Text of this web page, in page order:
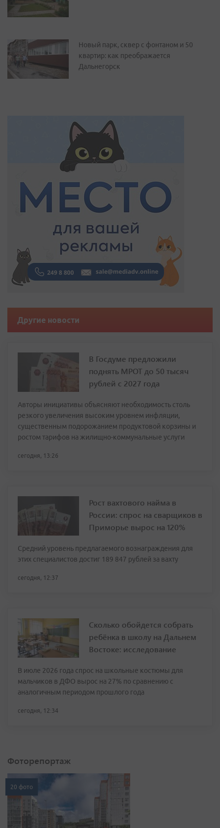
Новый парк, сквер с фонтаном и 50
квартир: как преображается
Дальнегорск
Другие новости
В Госдуме предложили
поднять МРОТ до 50 тысяч
рублей с 2027 года
Авторы инициативы объясняют необходимость столь
резкого увеличения высоким уровнем инфляции,
существенным подорожанием продуктовой корзины и
ростом тарифов на жилищно-коммунальные услуги
сегодня, 13:26
Рост вахтового найма в
России: спрос на сварщиков в
Приморье вырос на 120%
Средний уровень предлагаемого вознаграждения для
этих специалистов достиг 189 847 рублей за вахту
сегодня, 12:37
Сколько обойдется собрать
ребёнка в школу на Дальнем
Востоке: исследование
В июле 2026 года спрос на школьные костюмы для
мальчиков в ДФО вырос на 27% по сравнению с
аналогичным периодом прошлого года
сегодня, 12:34
Фоторепортаж
20 фото